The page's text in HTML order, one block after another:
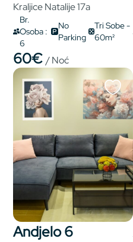
Kraljice Natalije 17a
Br.
Osoba :
6
No
Parking
Tri Sobe -
60m²
60€/ Noć
Andjelo 6